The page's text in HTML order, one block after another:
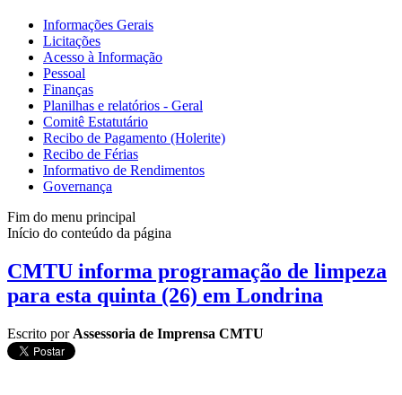
Informações Gerais
Licitações
Acesso à Informação
Pessoal
Finanças
Planilhas e relatórios - Geral
Comitê Estatutário
Recibo de Pagamento (Holerite)
Recibo de Férias
Informativo de Rendimentos
Governança
Fim do menu principal
Início do conteúdo da página
CMTU informa programação de limpeza
para esta quinta (26) em Londrina
Escrito por Assessoria de Imprensa CMTU